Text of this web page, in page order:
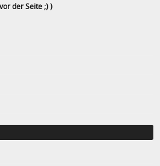
der Seite ;) )